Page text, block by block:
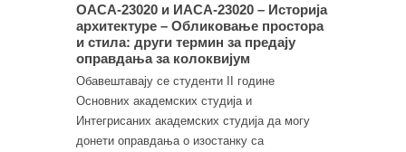
ОАСА-23020 и ИАСА-23020 – Историја
архитектуре – Обликовање простора
и стила: други термин за предају
оправдања за колоквијум
Обавештавају се студенти II године
Основних академских студија и
Интегрисаних академских студија да могу
донети оправдања о изостанку са